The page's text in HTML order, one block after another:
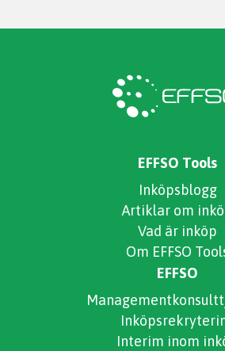
EFFSO Tools
Inköpsblogg
Artiklar om
Vad är inköp
Om EFFSO
EFFSO
Interim inom